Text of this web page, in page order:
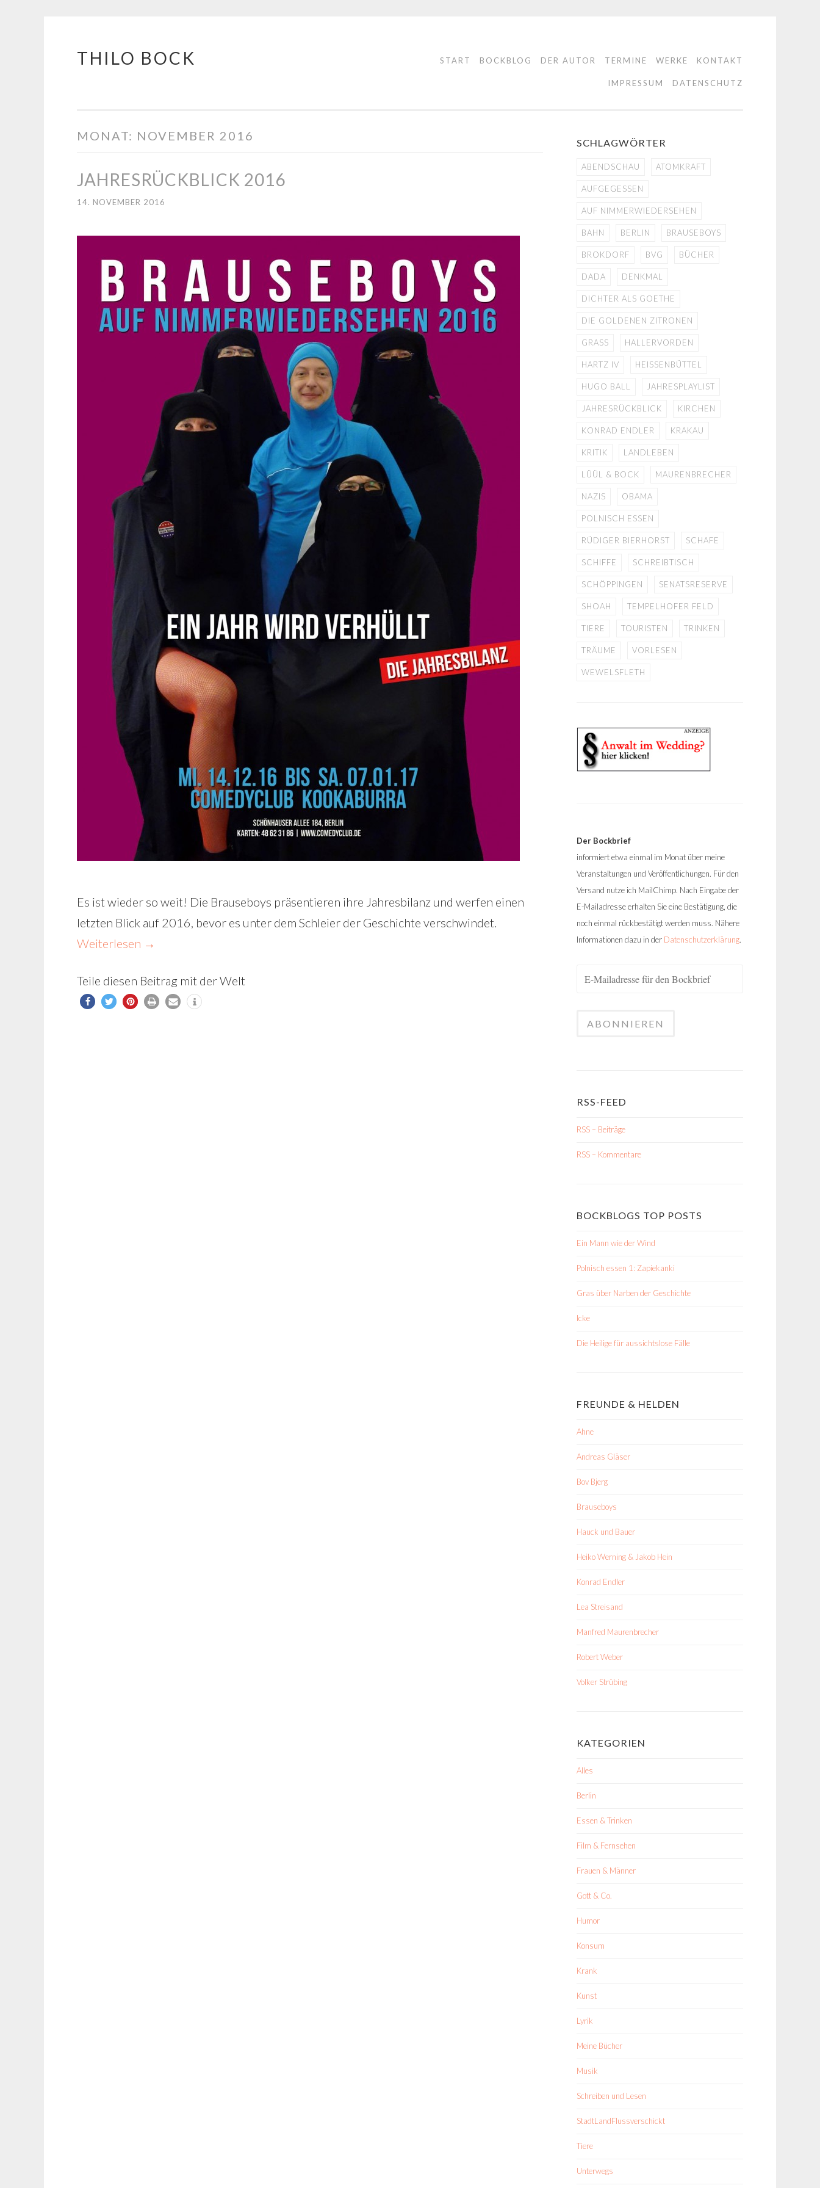
Springe
THILO BOCK START BOCKBLOG DER AUTOR TERMINE WERKE KONTAKT
IMPRESSUM DATENSCHUTZ
MONAT: NOVEMBER 2016
JAHRESRÜCKBLICK 2016
14. NOVEMBER 2016
Es ist wieder so weit! Die Brauseboys präsentieren ihre Jahresbilanz und werfen einen
letzten Blick auf 2016, bevor es unter dem Schleier der Geschichte verschwindet.
Weiterlesen →
Teile diesen Beitrag mit der Welt
SCHLAGWÖRTER
ABENDSCHAU ATOMKRAFT
AUFGEGESSEN
AUF NIMMERWIEDERSEHEN
BAHN BERLIN BRAUSEBOYS
BROKDORF BVG BÜCHER
DADA DENKMAL
DICHTER ALS GOETHE
DIE GOLDENEN ZITRONEN
GRASS HALLERVORDEN
HARTZ IV HEISSENBÜTTEL
HUGO BALL JAHRESPLAYLIST
JAHRESRÜCKBLICK KIRCHEN
KONRAD ENDLER KRAKAU
KRITIK LANDLEBEN
LÜÜL & BOCK MAURENBRECHER
NAZIS OBAMA
POLNISCH ESSEN
RÜDIGER BIERHORST SCHAFE
SCHIFFE SCHREIBTISCH
SCHÖPPINGEN SENATSRESERVE
SHOAH TEMPELHOFER FELD
TIERE TOURISTEN TRINKEN
TRÄUME VORLESEN
WEWELSFLETH
Der Bockbrief
informiert etwa einmal im Monat über meine
Veranstaltungen und Veröffentlichungen. Für den
Versand nutze ich MailChimp. Nach Eingabe der
E-Mailadresse erhalten Sie eine Bestätigung, die
noch einmal rückbestätigt werden muss. Nähere
Informationen dazu in der Datenschutzerklärung.
RSS-FEED
RSS – Beiträge
RSS – Kommentare
BOCKBLOGS TOP POSTS
Ein Mann wie der Wind
Polnisch essen 1: Zapiekanki
Gras über Narben der Geschichte
Icke
Die Heilige für aussichtslose Fälle
FREUNDE & HELDEN
Ahne
Andreas Gläser
Bov Bjerg
Brauseboys
Hauck und Bauer
Heiko Werning & Jakob Hein
Konrad Endler
Lea Streisand
Manfred Maurenbrecher
Robert Weber
Volker Strübing
KATEGORIEN
Alles
Berlin
Essen & Trinken
Film & Fernsehen
Frauen & Männer
Gott & Co.
Humor
Konsum
Krank
Kunst
Lyrik
Meine Bücher
Musik
Schreiben und Lesen
StadtLandFlussverschickt
Tiere
Unterwegs